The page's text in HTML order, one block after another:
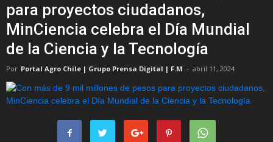
para proyectos ciudadanos,
MinCiencia celebra el Día Mundial
de la Ciencia y la Tecnología
Por Portal Agro Chile | Grupo Prensa Digital | F.M - abril 11, 2024